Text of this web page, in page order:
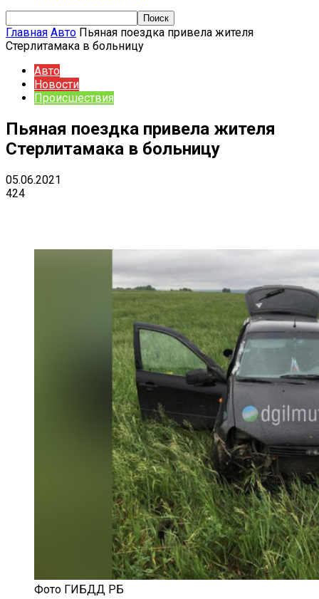
Главная Авто Пьяная поездка привела жителя
Стерлитамака в больницу
Авто
Новости
Происшествия
Пьяная поездка привела жителя
Стерлитамака в больницу
05.06.2021
424
Фото ГИБДД РБ